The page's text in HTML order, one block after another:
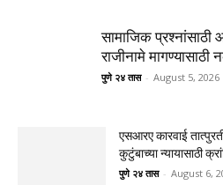
सामाजिक
राजीनामे मागण्यासाठी
पुणे २४ तास - August 5, 2026
एसआरए कारवाई
कुटुंबाच्या न्यायासाठी
पुणे २४ तास - August 6,